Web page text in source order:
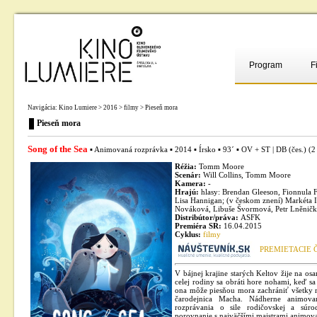
Program
Navigácia: Kino Lumiere > 2016 > filmy > Pieseň mora
Pieseň mora
Song of the Sea ▪ Animovaná rozprávka ▪ 2014 ▪ Írsko ▪ 93´ ▪ OV + ST | DB (čes.)
Réžia: Tomm Moore
Scenár: Will Collins, Tomm Moore
Kamera: -
Hrajú: hlasy: Brendan Gleeson, Fionnula
Lisa Hannigan; (v českom znení)
Nováková, Libuše Švormová, Petr
Distribútor/práva: ASFK
Premiéra SR: 16.04.2015
Cyklus: filmy
PREMIETACIE
V bájnej krajine starých Keltov žije na
celej rodiny sa obráti hore nohami, keď
ona môže piesňou mora zachrániť
čarodejnica Macha. Nádherne
rozprávania o sile rodičovskej a